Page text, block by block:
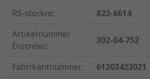
RS-stocknr.:
823-6614
Artikelnummer
Distrelec:
302-04-752
Fabrikantnummer:
61203423021